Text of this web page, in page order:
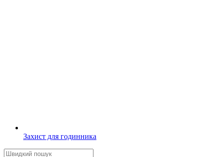
Захист для годинника